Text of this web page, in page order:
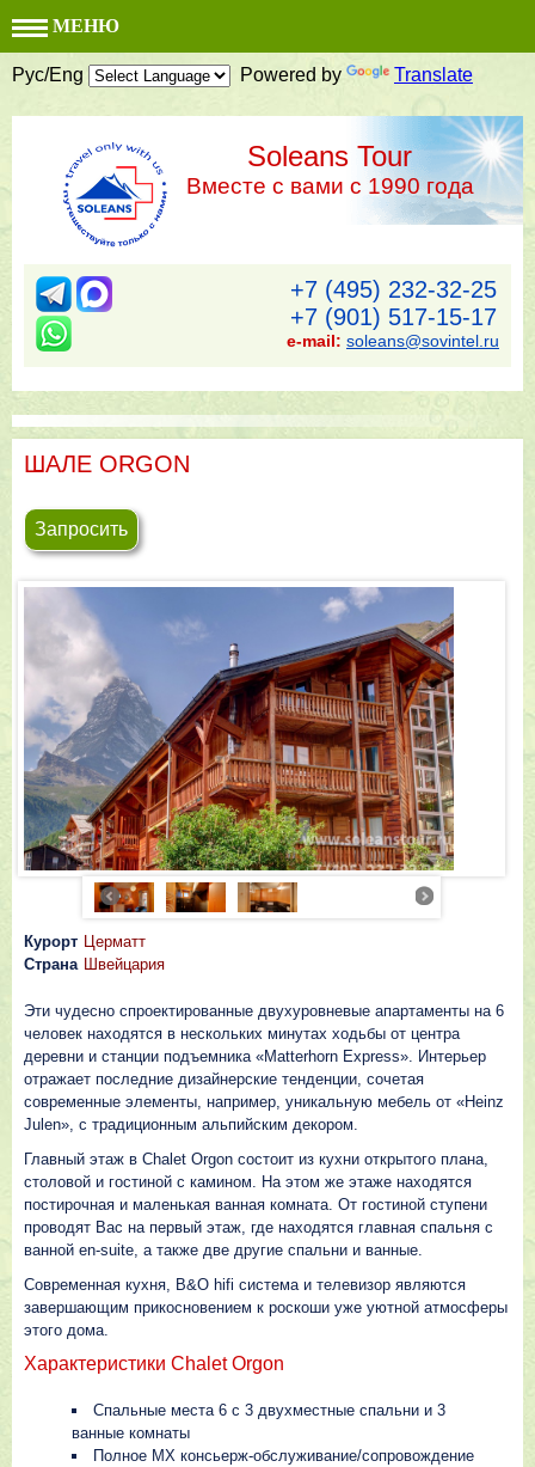
МЕНЮ
Рус/Eng Powered by Translate
Soleans Tour
Вместе с вами с 1990 года
+7 (495) 232-32-25
+7 (901) 517-15-17
e-mail: soleans@sovintel.ru
ШАЛЕ ORGON
Запросить
Курорт Церматт
Страна Швейцария
Эти чудесно спроектированные двухуровневые апартаменты на 6
человек находятся в нескольких минутах ходьбы от центра
деревни и станции подъемника «Matterhorn Express». Интерьер
отражает последние дизайнерские тенденции, сочетая
современные элементы, например, уникальную мебель от «Heinz
Julen», с традиционным альпийским декором.
Главный этаж в Chalet Orgon состоит из кухни открытого плана,
столовой и гостиной с камином. На этом же этаже находятся
постирочная и маленькая ванная комната. От гостиной ступени
проводят Вас на первый этаж, где находятся главная спальня с
ванной en-suite, а также две другие спальни и ванные.
Современная кухня, B&O hifi система и телевизор являются
завершающим прикосновением к роскоши уже уютной атмосферы
этого дома.
Характеристики Chalet Orgon
Спальные места 6 с 3 двухместные спальни и 3
ванные комнаты
Полное MX консьерж-обслуживание/сопровождение